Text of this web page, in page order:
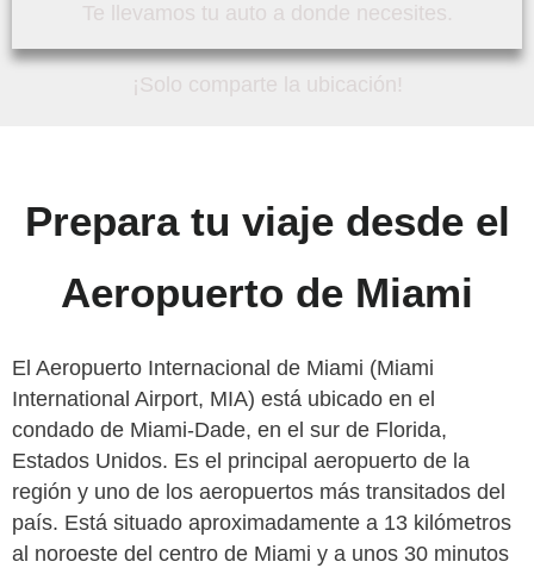
Te llevamos tu auto a donde necesites.
¡Solo comparte la ubicación!
Prepara tu viaje desde el
Aeropuerto de Miami
El Aeropuerto Internacional de Miami (Miami
International Airport, MIA) está ubicado en el
condado de Miami-Dade, en el sur de Florida,
Estados Unidos. Es el principal aeropuerto de la
región y uno de los aeropuertos más transitados del
país. Está situado aproximadamente a 13 kilómetros
al noroeste del centro de Miami y a unos 30 minutos